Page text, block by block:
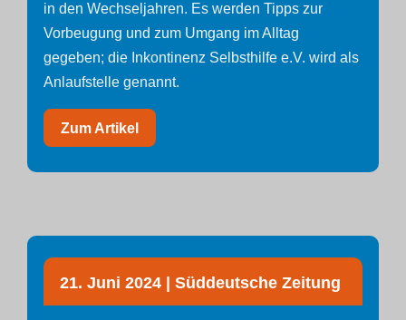
in den Wechseljahren. Es werden Tipps zur
Vorbeugung und zum Umgang im Alltag
gegeben; die Inkontinenz Selbsthilfe e.V. wird als
Anlaufstelle genannt.
Zum Artikel
21. Juni 2024 | Süddeutsche Zeitung